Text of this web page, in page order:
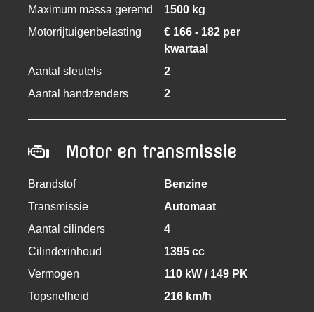
Maximum massa geremd
1500 kg
Motorrijtuigenbelasting
€ 166 - 182 per
kwartaal
Aantal sleutels
2
Aantal handzenders
2
Motor en transmissie
Brandstof
Benzine
Transmissie
Automaat
Aantal cilinders
4
Cilinderinhoud
1395 cc
Vermogen
110 kW / 149 PK
Topsnelheid
216 km/h